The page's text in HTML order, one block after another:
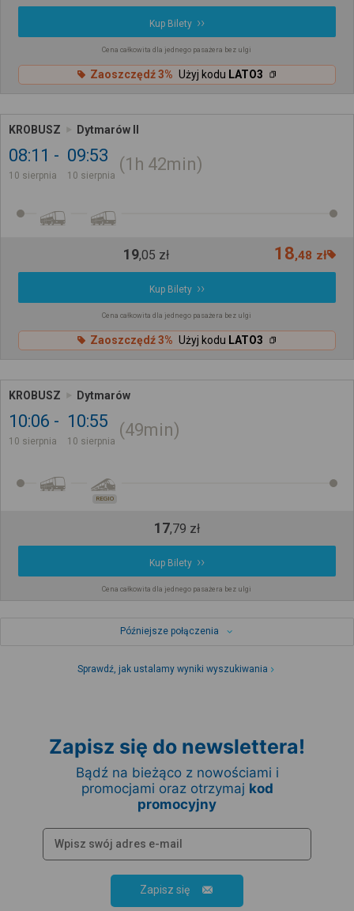
Kup Bilety
Cena całkowita dla jednego pasażera bez ulgi
Zaoszczędź 3% Użyj kodu LATO3
KROBUSZ Dytmarów II
08:11
10 sierpnia
09:53
10 sierpnia
1h 42min
19,05 zł 18,48 zł
Kup Bilety
Cena całkowita dla jednego pasażera bez ulgi
Zaoszczędź 3% Użyj kodu LATO3
KROBUSZ Dytmarów
10:06
10 sierpnia
10:55
10 sierpnia
49min
REGIO
17,79 zł
Kup Bilety
Cena całkowita dla jednego pasażera bez ulgi
Późniejsze połączenia
Sprawdź, jak ustalamy wyniki wyszukiwania
Zapisz się do newslettera!
Bądź na bieżąco z nowościami i
promocjami oraz otrzymaj kod
promocyjny
Zapisz się